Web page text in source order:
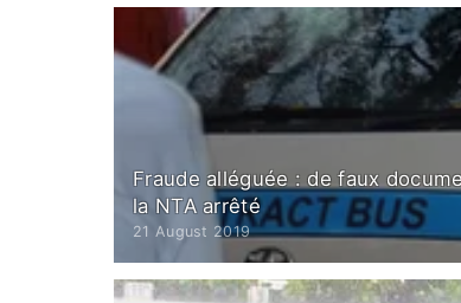
Fraude alléguée : de faux
la NTA arrêté
21 August 2019